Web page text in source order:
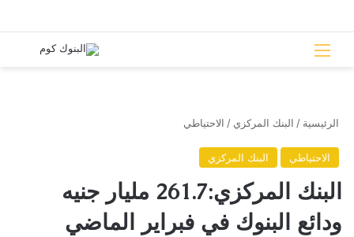
القائمة
الرئيسية / البنك المركزي / الاحتياطي
الاحتياطي البنك المركزي
البنك المركزي:261.7 مليار جنيه
ودائع البنوك في فبراير الماضي